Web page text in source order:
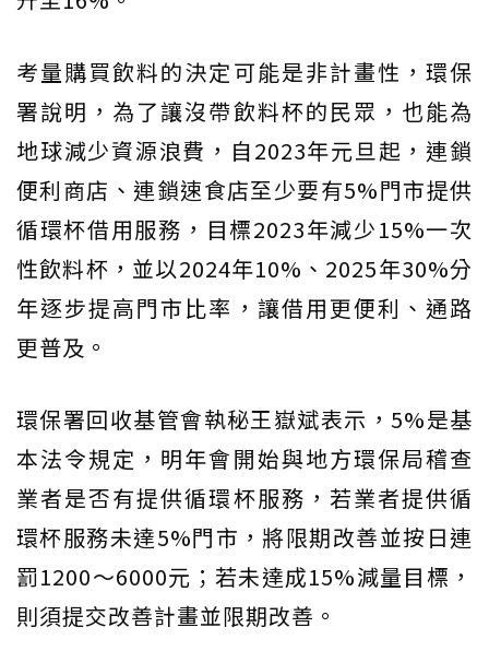
考量購買飲料的決定可能是非計畫性，環保
署說明，為了讓沒帶飲料杯的民眾，也能為
地球減少資源浪費，自2023年元旦起，連鎖
便利商店、連鎖速食店至少要有5%門市提供
循環杯借用服務，目標2023年減少15%一次
性飲料杯，並以2024年10%、2025年30%分
年逐步提高門市比率，讓借用更便利、通路
更普及。
環保署回收基管會執秘王嶽斌表示，5%是基
本法令規定，明年會開始與地方環保局稽查
業者是否有提供循環杯服務，若業者提供循
環杯服務未達5%門市，將限期改善並按日連
罰1200～6000元；若未達成15%減量目標，
則須提交改善計畫並限期改善。